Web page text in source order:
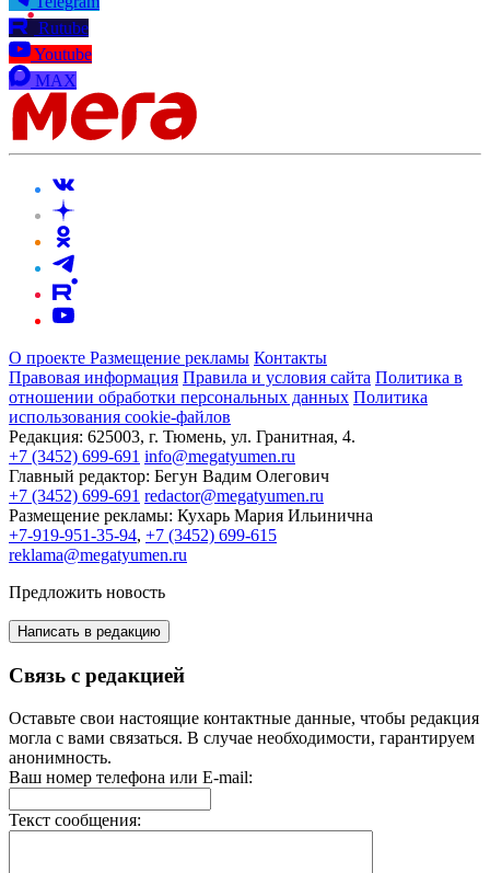
Rutube
Youtube
MAX
О проекте Размещение рекламы Контакты
Правовая информация Правила и условия сайта Политика в
отношении обработки персональных данных Политика
использования cookie-файлов
Редакция: 625003, г. Тюмень, ул. Гранитная, 4.
+7 (3452) 699-691 info@megatyumen.ru
Главный редактор: Бегун Вадим Олегович
+7 (3452) 699-691 redactor@megatyumen.ru
Размещение рекламы: Кухарь Мария Ильинична
+7-919-951-35-94, +7 (3452) 699-615
reklama@megatyumen.ru
Предложить новость
Написать в редакцию
Связь с редакцией
Оставьте свои настоящие контактные данные, чтобы редакция
могла с вами связаться. В случае необходимости, гарантируем
анонимность.
Ваш номер телефона или E-mail:
Текст сообщения: